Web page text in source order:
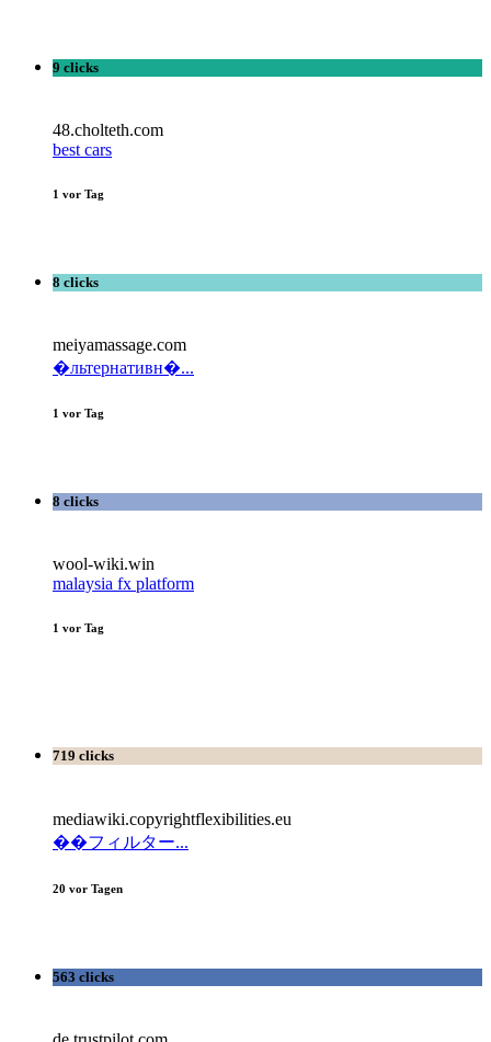
9 clicks
48.cholteth.com
best cars
1 vor Tag
8 clicks
meiyamassage.com
�льтернативн�...
1 vor Tag
8 clicks
wool-wiki.win
malaysia fx platform
1 vor Tag
719 clicks
mediawiki.copyrightflexibilities.eu
��フィルター...
20 vor Tagen
563 clicks